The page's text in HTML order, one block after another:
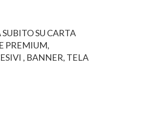
SU CARTA
PREMIUM,
, BANNER, TELA